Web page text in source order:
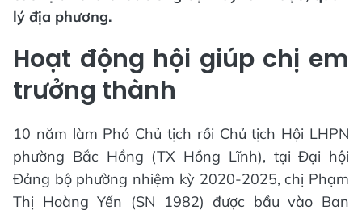
lý địa phương.
Hoạt động hội giúp chị em
trưởng thành
10 năm làm Phó Chủ tịch rồi Chủ tịch Hội LHPN
phường Bắc Hồng (TX Hồng Lĩnh), tại Đại hội
Đảng bộ phường nhiệm kỳ 2020-2025, chị Phạm
Thị Hoàng Yến (SN 1982) được bầu vào Ban